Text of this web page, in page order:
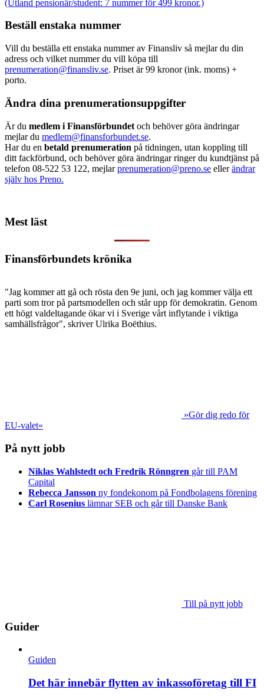
(Utland pensionär/student: 7 nummer för 499 kronor.)
Beställ enstaka nummer
Vill du beställa ett enstaka nummer av Finansliv så mejlar du din
adress och vilket nummer du vill köpa till
prenumeration@finansliv.se. Priset är 99 kronor (ink. moms) +
porto.
Ändra dina prenumerationsuppgifter
Är du medlem i Finansförbundet och behöver göra ändringar
mejlar du medlem@finansforbundet.se.
Har du en betald prenumeration på tidningen, utan koppling till
ditt fackförbund, och behöver göra ändringar ringer du kundtjänst på
telefon 08-522 53 122, mejlarprenumeration@preno.se ellerändrar
själv hos Preno.
Mest läst
Finansförbundets krönika
"Jag kommer att gå och rösta den 9e juni, och jag kommer välja ett
parti som tror på partsmodellen och står upp för demokratin. Genom
ett högt valdeltagande ökar vi i Sverige vårt inflytande i viktiga
samhällsfrågor", skriver Ulrika Boëthius.
»Gör dig redo för
EU-valet«
På nytt jobb
Niklas Wahlstedt och Fredrik Rönngren går till PAM
Capital
Rebecca Jansson ny fondekonom på Fondbolagens förening
Carl Rosenius lämnar SEB och går till Danske Bank
Till på nytt jobb
Guider
Guiden
Det här innebär flytten av inkassoföretag till FI